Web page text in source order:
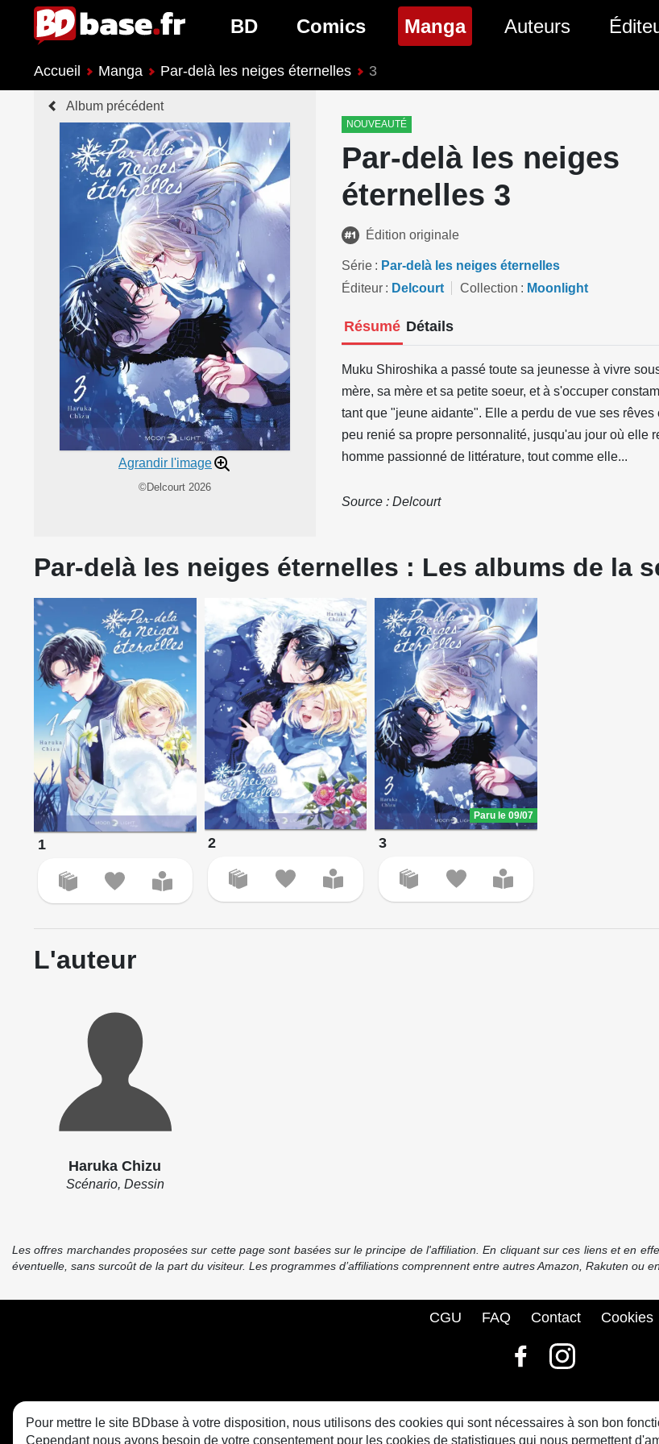
BD
Nouveautés BD
Prochaines sorties BD
Genres BD
Comics
Nouveautés Comics
Prochaines sorties Comics
Genres Comics
Manga(page courante)
Prochaines sorties Manga
Genres Manga
Auteurs
Accueil Manga Par-delà les neiges éternelles 3
Album précédent
Agrandir l'image
©Delcourt 2026
NOUVEAUTÉ
Par-delà les neiges
éternelles 3
Édition originale
Série
Par-delà les neiges éternelles
Éditeur
Delcourt Collection Moonlight
Résumé Détails
Muku Shiroshika a passé toute sa jeunesse à vivre
mère, sa mère et sa petite soeur, et à s'occuper
tant que "jeune aidante". Elle a perdu de vue ses rêves
peu renié sa propre personnalité, jusqu'au jour où elle
homme passionné de littérature, tout comme elle...
Source : Delcourt
Par-delà les neiges éternelles : Les albums de la
1 2
Paru le 09/07
3
L'auteur
Haruka Chizu
Scénario, Dessin
Les offres marchandes proposées sur cette page sont basées sur le principe de l'affiliation. En cliquant sur ces liens et en
éventuelle, sans surcoût de la part du visiteur. Les programmes d’affiliations comprennent entre autres Amazon, Rakuten ou
CGU FAQ Contact Cookies
© bdbase.fr 2026
Pour mettre le site BDbase à votre disposition, nous utilisons des cookies qui sont nécessaires à son bon
Cependant nous avons besoin de votre consentement pour les cookies de statistiques qui nous permettent